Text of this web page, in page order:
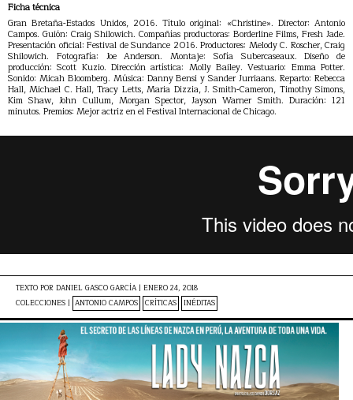
Ficha técnica
Gran Bretaña-Estados Unidos, 2016. Título original: «Christine». Director: Antonio
Campos. Guión: Craig Shilowich. Compañías productoras: Borderline Films, Fresh Jade.
Presentación oficial: Festival de Sundance 2016. Productores: Melody C. Roscher, Craig
Shilowich. Fotografía: Joe Anderson. Montaje: Sofía Subercaseaux. Diseño de
producción: Scott Kuzio. Dirección artística: Molly Bailey. Vestuario: Emma Potter.
Sonido: Micah Bloomberg. Música: Danny Bensi y Sander Jurriaans. Reparto: Rebecca
Hall, Michael C. Hall, Tracy Letts, Maria Dizzia, J. Smith-Cameron, Timothy Simons,
Kim Shaw, John Cullum, Morgan Spector, Jayson Warner Smith. Duración: 121
minutos. Premios: Mejor actriz en el Festival Internacional de Chicago.
TEXTO POR DANIEL GASCO GARCÍA | ENERO 24, 2018
COLECCIONES | ANTONIO CAMPOS CRÍTICAS INÉDITAS